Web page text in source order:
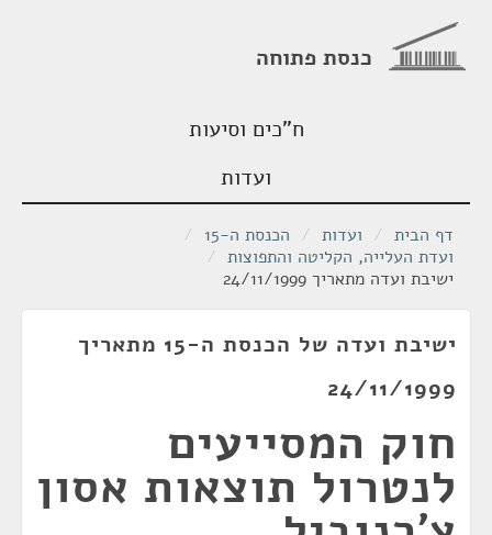
כנסת פתוחה
ח"כים וסיעות
ועדות
דף הבית / ועדות / הכנסת ה-15
/
ועדת העלייה, הקליטה והתפוצות /
ישיבת ועדה מתאריך 24/11/1999
ישיבת ועדה של הכנסת ה-15 מתאריך
24/11/1999
חוק המסייעים
לנטרול תוצאות אסון